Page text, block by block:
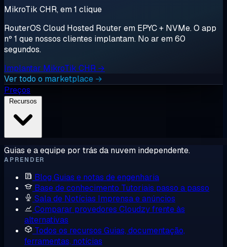
MikroTik CHR, em 1 clique
RouterOS Cloud Hosted Router em EPYC + NVMe. O app
nº 1 que nossos clientes implantam. No ar em 60
segundos.
Implantar MikroTik CHR →
Ver todo o marketplace →
Preços
Guias e a equipe por trás da nuvem independente.
APRENDER
Blog Guias e notas de engenharia
Base de conhecimento Tutoriais passo a passo
Sala de Notícias Imprensa e anúncios
Comparar provedores Cloudzy frente às
alternativas
Todos os recursos Guias, documentação,
ferramentas, notícias